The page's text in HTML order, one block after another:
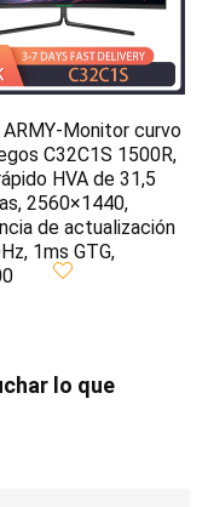
Monitor curvo
C32C1S 1500R,
HVA de 31,5
2560×1440,
de actualización
1ms GTG,
lo que